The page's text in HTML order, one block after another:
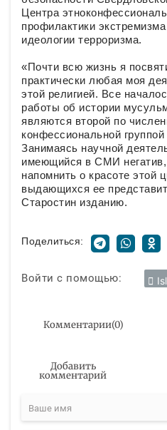
Центра
профилактики
идеологии терроризма.
«Почти всю жизнь я
практически любая моя
этой религией. Все
работы об истории
являются второй по
конфессиональной
Занимаясь научной
имеющийся в СМИ
напомнить о красоте этой
выдающихся ее
Старостин изданию.
Поделиться:
Войти с помощью:
Комментарии(0)
Добавить
комментарий